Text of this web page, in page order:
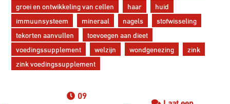
groei en ontwikkeling van cellen
haar
huid
immuunsysteem
mineraal nagels
stofwisseling
tekorten aanvullen
toevoegen aan dieet
voedingssupplement
welzijn wondgenezing
zink
zink voedingssupplement
09